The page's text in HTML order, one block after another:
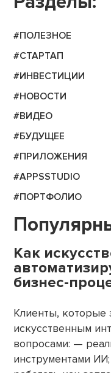
#ПОЛЕЗНОЕ
#СТАРТАП
#ИНВЕСТИЦИИ
#НОВОСТИ
#ВИДЕО
#БУДУЩЕЕ
#ПРИЛОЖЕНИЯ
#APPSSTUDIO
#ПОРТФОЛИО
Как
бизнес-
Клиенты, которые
искусственным
вопросами: —
инструментами